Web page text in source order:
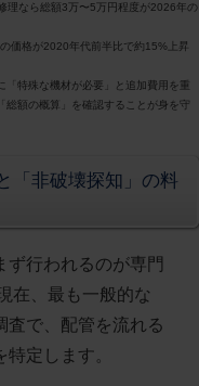
理なら総額3万〜5万円程度が2026年の
価格が2020年代前半比で約15%上昇
「特殊な機材が必要」と追加費用を重
総額の概算」を確認することが身を守
「非破壊探知」の料
ず行われるのが専門
在、最も一般的な
査で、配管を流れる
定します。